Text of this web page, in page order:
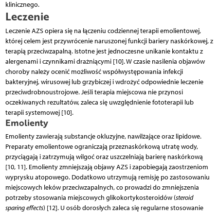
klinicznego.
Leczenie
Leczenie AZS opiera się na łączeniu codziennej terapii emolientowej,
której celem jest przywrócenie naruszonej funkcji bariery naskórkowej, z
terapią przeciwzapalną. Istotne jest jednoczesne unikanie kontaktu z
alergenami i czynnikami drażniącymi [10]. W czasie nasilenia objawów
choroby należy ocenić możliwość współwystępowania infekcji
bakteryjnej, wirusowej lub grzybiczej i wdrożyć odpowiednie leczenie
przeciwdrobnoustrojowe. Jeśli terapia miejscowa nie przynosi
oczekiwanych rezultatów, zaleca się uwzględnienie fototerapii lub
terapii systemowej [10].
Emolienty
Emolienty zawierają substancje okluzyjne, nawilżające oraz lipidowe.
Preparaty emolientowe ograniczają przeznaskórkową utratę wody,
przyciągają i zatrzymują wilgoć oraz uszczelniają barierę naskórkową
[10, 11]. Emolienty zmniejszają objawy AZS i zapobiegają zaostrzeniom
wyprysku atopowego. Dodatkowo utrzymują remisję po zastosowaniu
miejscowych leków przeciwzapalnych, co prowadzi do zmniejszenia
potrzeby stosowania miejscowych glikokortykosteroidów (steroid
sparing effects) [12]. U osób dorosłych zaleca się regularne stosowanie